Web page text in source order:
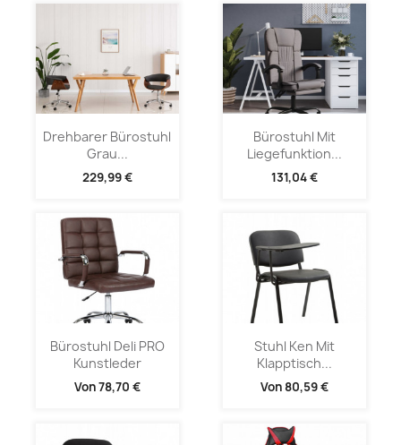
Drehbarer Bürostuhl
Grau...
229,99 €
Bürostuhl Mit
Liegefunktion...
131,04 €
Bürostuhl Deli PRO
Kunstleder
Von78,70 €
Stuhl Ken Mit
Klapptisch...
Von 80,59 €